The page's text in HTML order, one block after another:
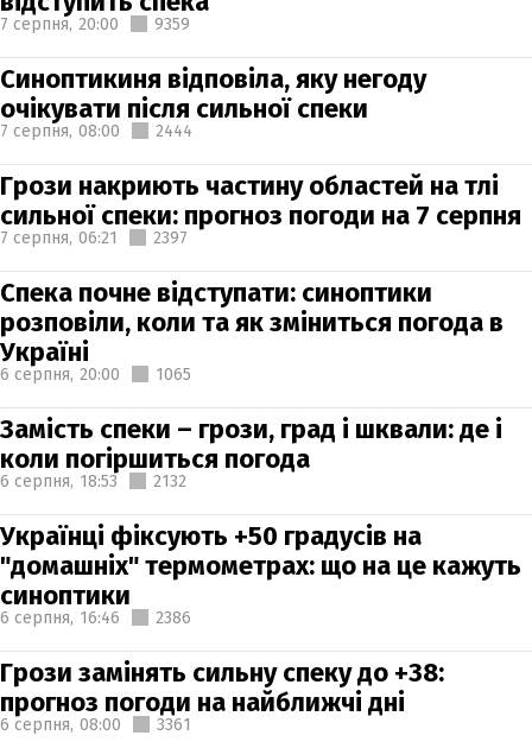
7 серпня, 20:00 9359
Синоптикиня відповіла, яку негоду
очікувати після сильної спеки
7 серпня, 08:00 2444
Грози накриють частину областей на тлі
сильної спеки: прогноз погоди на 7 серпня
7 серпня, 06:21 2397
Спека почне відступати: синоптики
розповіли, коли та як зміниться погода в
Україні
6 серпня, 20:00 1065
Замість спеки – грози, град і шквали: де і
коли погіршиться погода
6 серпня, 18:53 2132
Українці фіксують +50 градусів на
"домашніх" термометрах: що на це кажуть
синоптики
6 серпня, 16:46 2386
Грози замінять сильну спеку до +38:
прогноз погоди на найближчі дні
6 серпня, 08:00 3361